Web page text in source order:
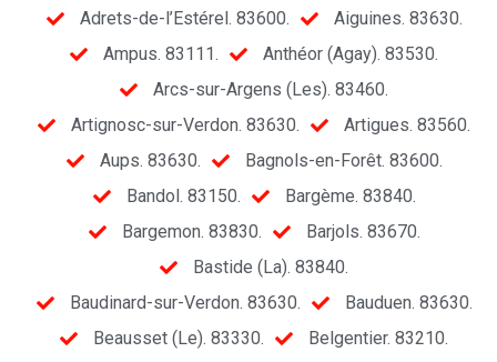
Adrets-de-l’Estérel. 83600.
Aiguines. 83630.
Ampus. 83111.
Anthéor (Agay). 83530.
Arcs-sur-Argens (Les). 83460.
Artignosc-sur-Verdon. 83630.
Artigues. 83560.
Aups. 83630.
Bagnols-en-Forêt. 83600.
Bandol. 83150.
Bargème. 83840.
Bargemon. 83830.
Barjols. 83670.
Bastide (La). 83840.
Baudinard-sur-Verdon. 83630.
Bauduen. 83630.
Beausset (Le). 83330.
Belgentier. 83210.